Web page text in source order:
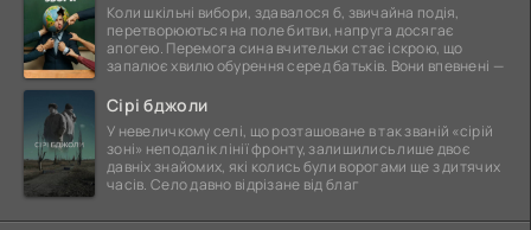
Коли шкільні вибори, здавалося б, звичайна подія,
перетворюються на поле битви, напруга досягає
апогею. Перемога сина вчительки стає іскрою, що
запалює хвилю обурення серед батьків. Вони впевнені —
Сірі бджоли
У невеличкому селі, що розташоване в так званій «сірій
зоні» неподалік лінії фронту, залишились лише двоє
давніх знайомих, які колись були ворогами ще з дитячих
часів. Село давно відрізане від благ